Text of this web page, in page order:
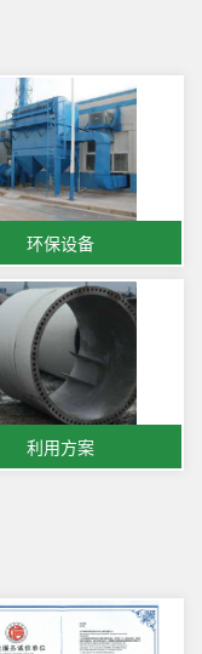
环保设备
利用方案